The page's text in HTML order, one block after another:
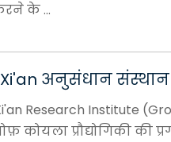
के ...
अनुसंधान
Research Institute
कोयला प्रौद्योगिकी